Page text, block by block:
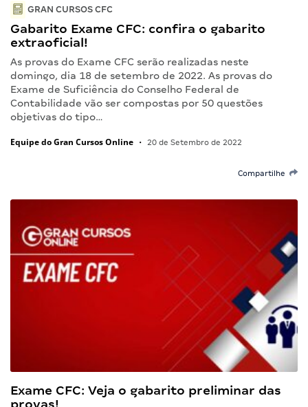
GRAN CURSOS CFC
Gabarito Exame CFC: confira o gabarito
extraoficial!
As provas do Exame CFC serão realizadas neste
domingo, dia 18 de setembro de 2022. As provas do
Exame de Suficiência do Conselho Federal de
Contabilidade vão ser compostas por 50 questões
objetivas do tipo…
Equipe do Gran Cursos Online • 20 de Setembro de 2022
Compartilhe
Exame CFC: Veja o gabarito preliminar das
provas!